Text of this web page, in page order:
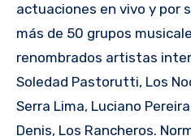
actuaciones en vivo y por
más de 50 grupos
renombrados artistas
Soledad Pastorutti, Los
Serra Lima, Luciano
Denis, Los Rancheros.